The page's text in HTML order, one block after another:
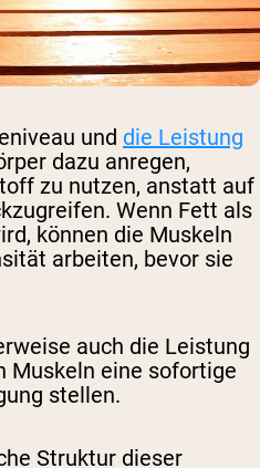
und die Leistung
dazu anregen,
zu nutzen, anstatt auf
Wenn Fett als
können die Muskeln
arbeiten, bevor sie
auch die Leistung
Muskeln eine sofortige
stellen.
Struktur dieser